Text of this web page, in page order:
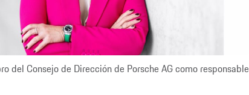
del Consejo de Dirección de Porsche AG como responsable